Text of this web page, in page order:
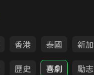
香港 泰國 新
歷史 喜劇 勵志